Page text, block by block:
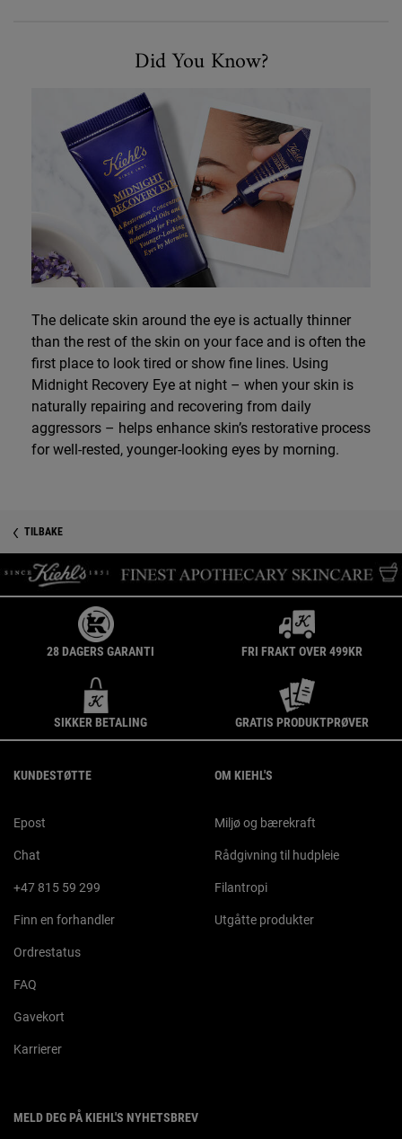
Did You Know?
The delicate skin around the eye is actually thinner
than the rest of the skin on your face and is often the
first place to look tired or show fine lines. Using
Midnight Recovery Eye at night – when your skin is
naturally repairing and recovering from daily
aggressors – helps enhance skin’s restorative process
for well-rested, younger-looking eyes by morning.
TILBAKE
28 DAGERS GARANTI FRI FRAKT OVER 499KR
SIKKER BETALING GRATIS PRODUKTPRØVER
KUNDESTØTTE
Epost
Chat
+47 815 59 299
Finn en forhandler
Ordrestatus
FAQ
Gavekort
Karrierer
OM KIEHL'S
Miljø og bærekraft
Rådgivning til hudpleie
Filantropi
Utgåtte produkter
MELD DEG PÅ KIEHL'S NYHETSBREV